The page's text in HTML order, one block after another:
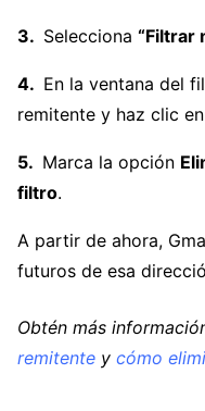
Selecciona “Filtrar
En la ventana del
remitente y haz clic en
Marca la opción
filtro.
A partir de ahora,
futuros de esa
Obtén más
remitente y cómo